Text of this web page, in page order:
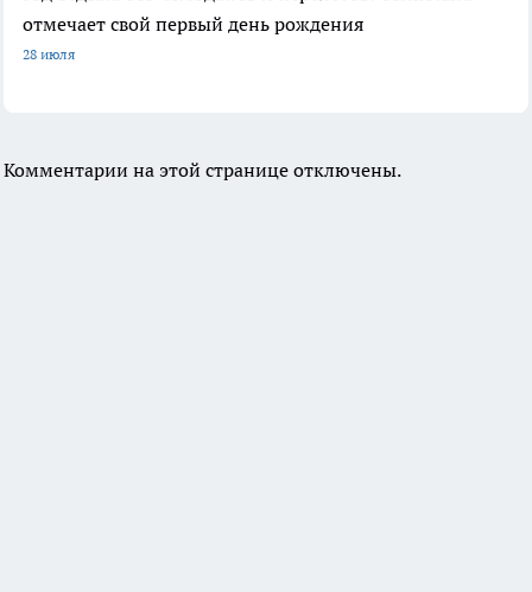
отмечает свой первый день рождения
28 июля
Комментарии на этой странице отключены.